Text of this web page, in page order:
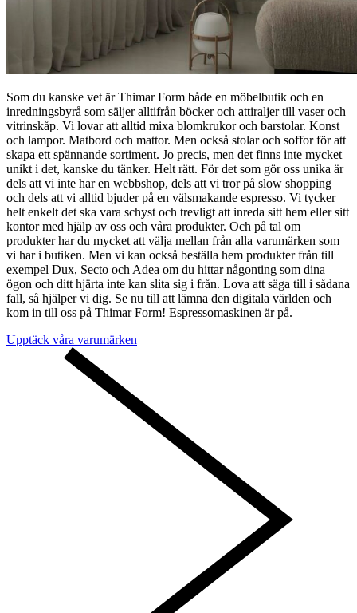
Som du kanske vet är Thimar Form både en möbelbutik och en
inredningsbyrå som säljer alltifrån böcker och attiraljer till vaser och
vitrinskåp. Vi lovar att alltid mixa blomkrukor och barstolar. Konst
och lampor. Matbord och mattor. Men också stolar och soffor för att
skapa ett spännande sortiment. Jo precis, men det finns inte mycket
unikt i det, kanske du tänker. Helt rätt. För det som gör oss unika är
dels att vi inte har en webbshop, dels att vi tror på slow shopping
och dels att vi alltid bjuder på en välsmakande espresso. Vi tycker
helt enkelt det ska vara schyst och trevligt att inreda sitt hem eller sitt
kontor med hjälp av oss och våra produkter. Och på tal om
produkter har du mycket att välja mellan från alla varumärken som
vi har i butiken. Men vi kan också beställa hem produkter från till
exempel Dux, Secto och Adea om du hittar någonting som dina
ögon och ditt hjärta inte kan slita sig i från. Lova att säga till i sådana
fall, så hjälper vi dig. Se nu till att lämna den digitala världen och
kom in till oss på Thimar Form! Espressomaskinen är på.
Upptäck våra varumärken